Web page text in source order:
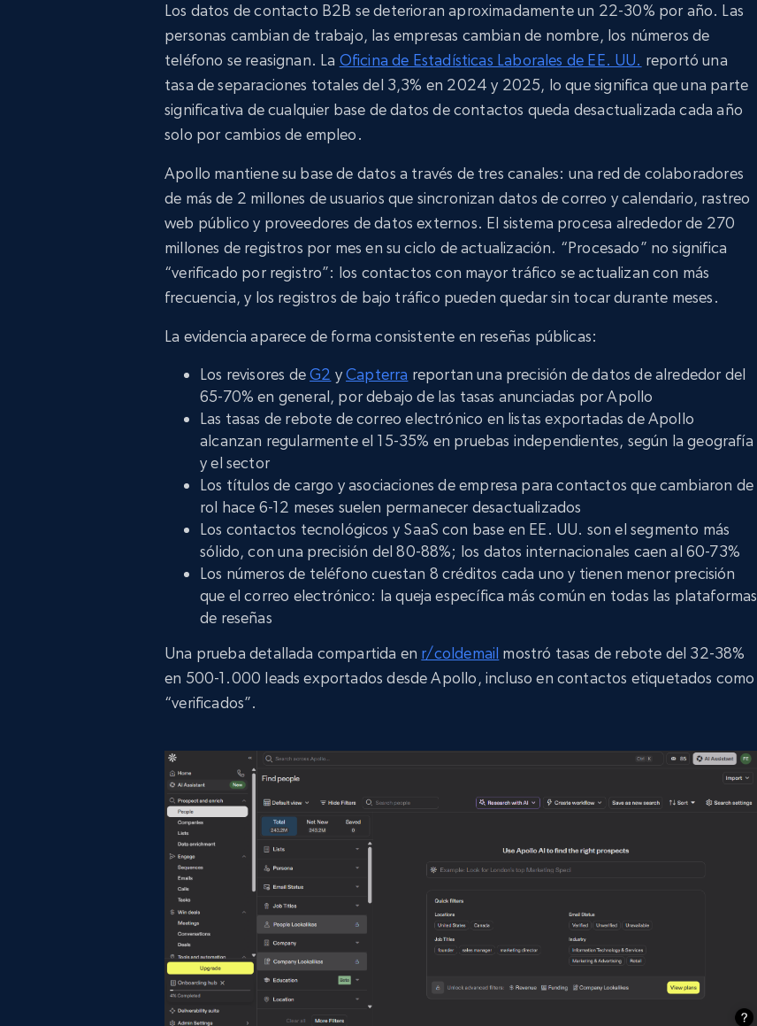
Los datos de contacto B2B se deterioran aproximadamente un 22-30% por año. Las
personas cambian de trabajo, las empresas cambian de nombre, los números de
teléfono se reasignan. La Oficina de Estadísticas Laborales de EE. UU. reportó una
tasa de separaciones totales del 3,3% en 2024 y 2025, lo que significa que una parte
significativa de cualquier base de datos de contactos queda desactualizada cada año
solo por cambios de empleo.
Apollo mantiene su base de datos a través de tres canales: una red de colaboradores
de más de 2 millones de usuarios que sincronizan datos de correo y calendario, rastreo
web público y proveedores de datos externos. El sistema procesa alrededor de 270
millones de registros por mes en su ciclo de actualización. “Procesado” no significa
“verificado por registro”: los contactos con mayor tráfico se actualizan con más
frecuencia, y los registros de bajo tráfico pueden quedar sin tocar durante meses.
La evidencia aparece de forma consistente en reseñas públicas:
Los revisores deG2 yCapterra reportan una precisión de datos de alrededor del
65-70% en general, por debajo de las tasas anunciadas por Apollo
Las tasas de rebote de correo electrónico en listas exportadas de Apollo
alcanzan regularmente el 15-35% en pruebas independientes, según la geografía
y el sector
Los títulos de cargo y asociaciones de empresa para contactos que cambiaron de
rol hace 6-12 meses suelen permanecer desactualizados
Los contactos tecnológicos y SaaS con base en EE. UU. son el segmento más
sólido, con una precisión del 80-88%; los datos internacionales caen al 60-73%
Los números de teléfono cuestan 8 créditos cada uno y tienen menor precisión
que el correo electrónico: la queja específica más común en todas las plataformas
de reseñas
Una prueba detallada compartida en r/coldemail mostró tasas de rebote del 32-38%
en 500-1.000 leads exportados desde Apollo, incluso en contactos etiquetados como
“verificados”.